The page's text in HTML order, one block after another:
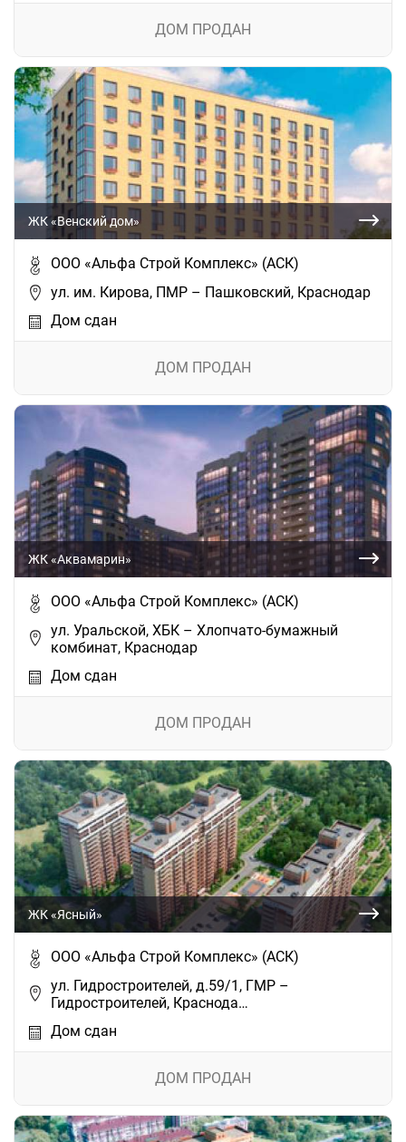
ДОМ ПРОДАН
ЖК «Венский дом»
ООО «Альфа Строй Комплекс» (АСК)
ул. им. Кирова, ПМР – Пашковский, Краснодар
Дом сдан
ДОМ ПРОДАН
ЖК «Аквамарин»
ООО «Альфа Строй Комплекс» (АСК)
ул. Уральской, ХБК – Хлопчато-бумажный
комбинат, Краснодар
Дом сдан
ДОМ ПРОДАН
ЖК «Ясный»
ООО «Альфа Строй Комплекс» (АСК)
ул. Гидростроителей, д.59/1, ГМР –
Гидростроителей, Краснода…
Дом сдан
ДОМ ПРОДАН